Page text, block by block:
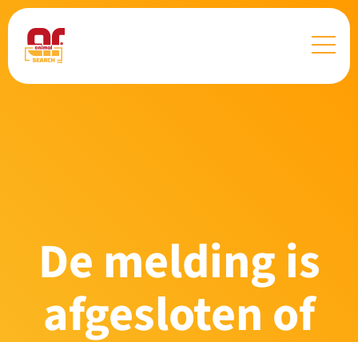
De melding is
afgesloten of